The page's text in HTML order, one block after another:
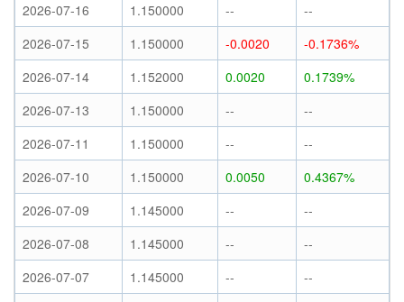
2026-07-16
1.150000 --
--
2026-07-15
1.150000 -0.0020
-0.1736%
2026-07-14
1.152000 0.0020
0.1739%
2026-07-13
1.150000 --
--
2026-07-11
1.150000 --
--
2026-07-10
1.150000 0.0050
0.4367%
2026-07-09
1.145000 --
--
2026-07-08
1.145000 --
--
2026-07-07
1.145000 --
--